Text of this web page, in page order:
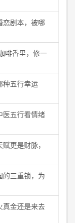
恋剧本，被哪
啡香里，修一
种五行幸运
医五行看情绪
更是财脉，
的三重锁，为
真金还是来去